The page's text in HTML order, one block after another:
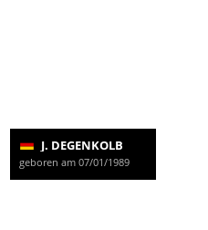
J. DEGENKOLB
geboren am 07/01/1989